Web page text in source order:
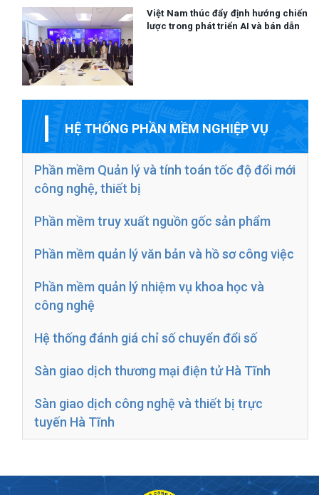
Việt Nam thúc đẩy định hướng chiến
lược trong phát triển AI và bán dẫn
HỆ THỐNG PHẦN MỀM NGHIỆP VỤ
Phần mềm Quản lý và tính toán tốc độ đổi mới
công nghệ, thiết bị
Phần mềm truy xuất nguồn gốc sản phẩm
Phần mềm quản lý văn bản và hồ sơ công việc
Phần mềm quản lý nhiệm vụ khoa học và
công nghệ
Hệ thống đánh giá chỉ số chuyển đổi số
Sàn giao dịch thương mại điện tử Hà Tĩnh
Sàn giao dịch công nghệ và thiết bị trực
tuyến Hà Tĩnh